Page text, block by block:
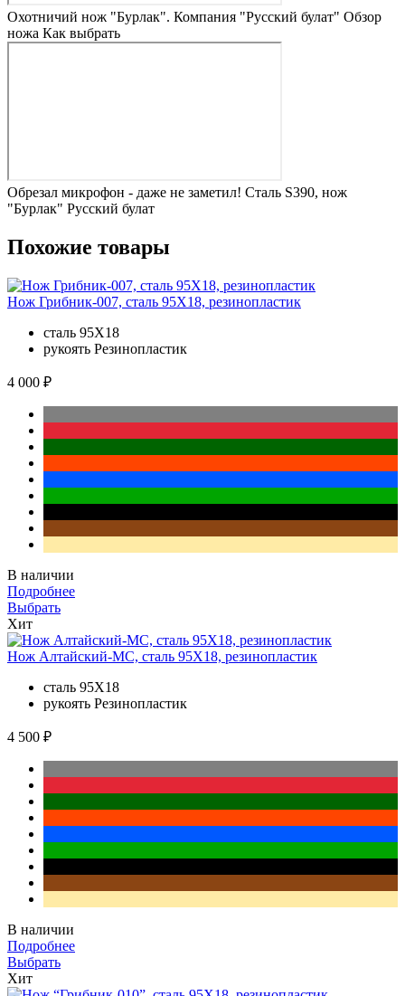
Охотничий нож "Бурлак". Компания "Русский булат" Обзор
ножа Как выбрать
Обрезал микрофон - даже не заметил! Сталь S390, нож
"Бурлак" Русский булат
Похожие товары
Нож Грибник-007, сталь 95Х18, резинопластик
сталь 95Х18
рукоять Резинопластик
4 000 ₽
В наличии
Подробнее
Выбрать
Хит
Нож Алтайский-МС, сталь 95Х18, резинопластик
сталь 95Х18
рукоять Резинопластик
4 500 ₽
В наличии
Подробнее
Выбрать
Хит